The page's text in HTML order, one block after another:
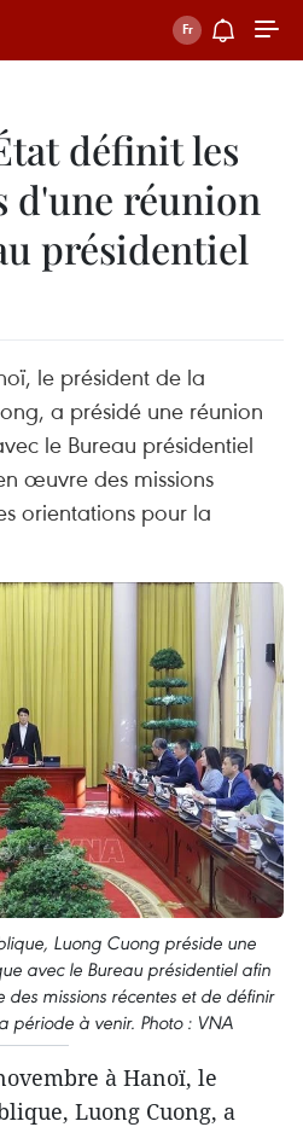
définit les
réunion
présidentiel
le président de la
a présidé une réunion
le Bureau présidentiel
œuvre des missions
orientations pour la
Luong Cuong préside une
avec le Bureau présidentiel afin
missions récentes et de définir
période à venir. Photo : VNA
à Hanoï, le
Luong Cuong, a